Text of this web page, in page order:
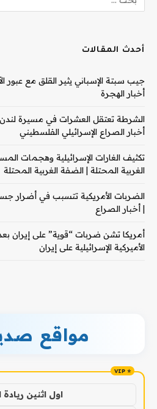
أحدث المقالات
جيب سبتة الإسباني يثير القلق مع عبور
أخبار الهجرة
الشرطة تعتقل العشرات في مسيرة
أخبار الصراع الإسرائيلي الفلسطيني
تكثيف الغارات الإسرائيلية وهجمات
الغربية المحتلة | الضفة الغربية المحتلة
الضربات الأمريكية تتسبب في أضرار
| أخبار الصراع
أمريكا تشن ضربات “قوية” على إيران
الأميركية الإسرائيلية على إيران
مواقع
اول اثنين ريادة